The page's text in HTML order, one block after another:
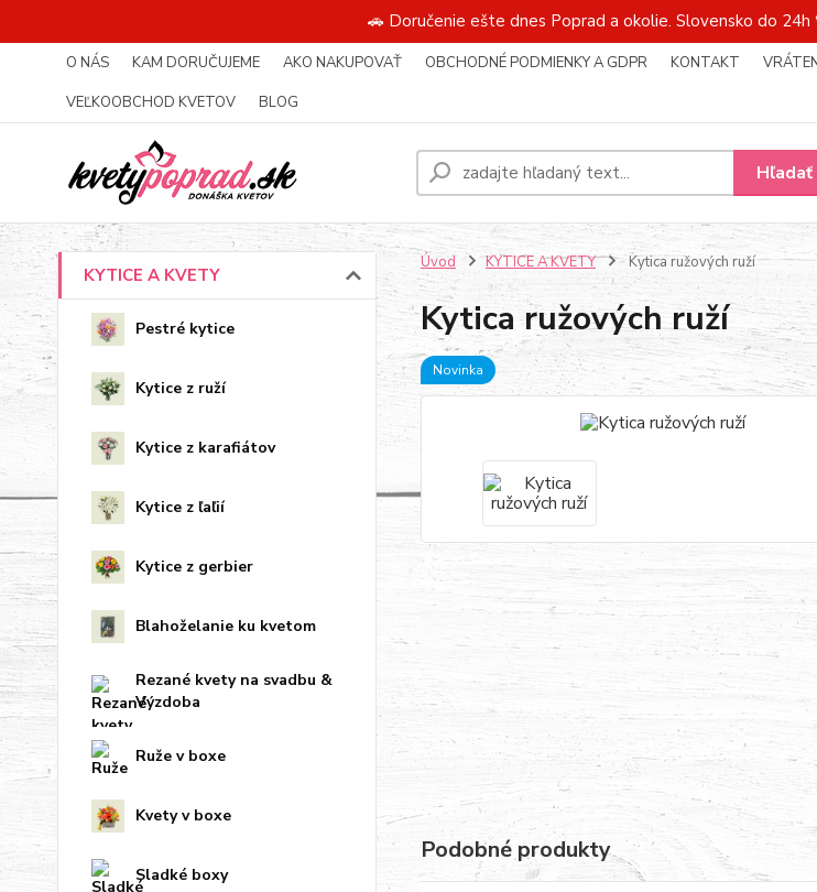
🚗 Doručenie ešte dnes Poprad a okolie. Slovensko do
O NÁS KAM DORUČUJEME AKO NAKUPOVAŤ OBCHODNÉ PODMIENKY A GDPR KONTAKT
VEĽKOOBCHOD KVETOV
BLOG
Hľadať
KYTICE A KVETY
Pestré kytice
Kytice z ruží
Kytice z karafiátov
Kytice z ľaľií
Kytice z gerbier
Blahoželanie ku kvetom
Rezané kvety na svadbu &
Výzdoba
Ruže v boxe
Kvety v boxe
Sladké boxy
Úvod KYTICE A KVETY Kytica ružových ruží
Kytica ružových ruží
Novinka
Podobné produkty